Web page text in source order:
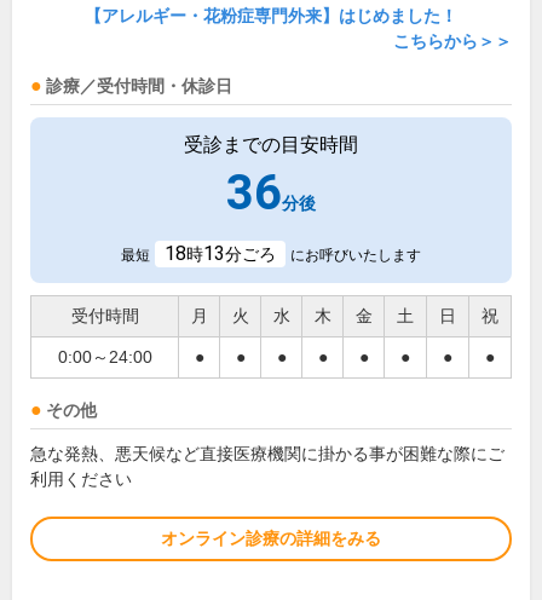
【アレルギー・花粉症専門外来】はじめました！
こちらから＞＞
診療／受付時間・休診日
受診までの目安時間
36分後
最短 18時13分ごろ にお呼びいたします
受付時間 月 火 水 木 金 土 日 祝
0:00～24:00 ● ● ● ● ● ● ● ●
その他
急な発熱、悪天候など直接医療機関に掛かる事が困難な際にご
利用ください
オンライン診療の詳細をみる